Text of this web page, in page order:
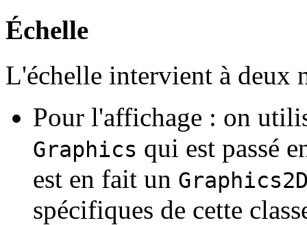
Échelle
L'échelle intervient à deux
Pour l'affichage : on
Graphics qui est passé
est en fait un
spécifiques de cette